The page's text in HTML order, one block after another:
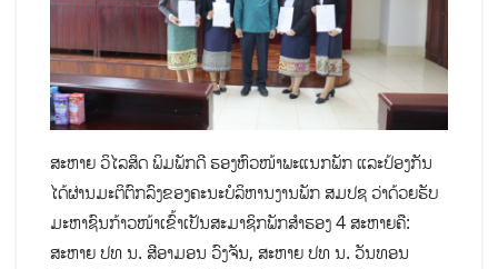
ສະຫາຍ ວິໄລສິດ ພິມພັກດີ ຮອງຫົວໜ້າພະແນກພັກ ແລະປ້ອງກັນ
ໄດ້ຜ່ານມະຕິຕົກລົງຂອງຄະນະບໍລິຫານງານພັກ ສມປຊ ວ່າດ້ວຍຮັບ
ມະຫາຊົນກ້າວໜ້າເຂົ້າເປັນສະມາຊິກພັກສຳຮອງ 4 ສະຫາຍຄື:
ສະຫາຍ ປທ ນ. ສີອາມອນ ວົງຈັນ, ສະຫາຍ ປທ ນ. ວັນທອນ